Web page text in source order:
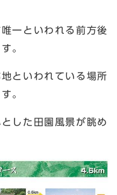
一といわれる前方後
。
といわれている場所
。
した田園風景が眺め